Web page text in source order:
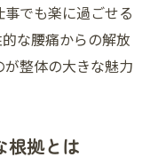
でも楽に過ごせる
な腰痛からの解放
整体の大きな魅力
根拠とは